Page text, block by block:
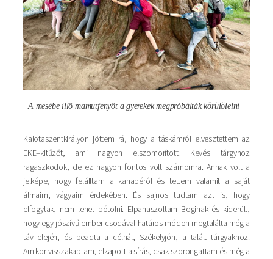
A mesébe illő mamutfenyőt a gyerekek megpróbálták körülölelni
Kalotaszentkirályon jöttem rá, hogy a táskámról elvesztettem az
EKE–kitűzőt, ami nagyon elszomorított. Kevés tárgyhoz
ragaszkodok, de ez nagyon fontos volt számomra. Annak volt a
jelképe, hogy felálltam a kanapéról és tettem valamit a saját
álmaim, vágyaim érdekében. És sajnos tudtam azt is, hogy
elfogytak, nem lehet pótolni. Elpanaszoltam Boginak és kiderült,
hogy egy jószívű ember csodával határos módon megtalálta még a
táv elején, és beadta a célnál, Székelyjón, a talált tárgyakhoz.
Amikor visszakaptam, elkapott a sírás, csak szorongattam és még a